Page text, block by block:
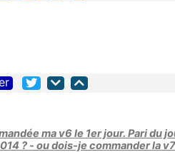
ma v6 le 1er jour. Pari du
? - ou dois-je commander la